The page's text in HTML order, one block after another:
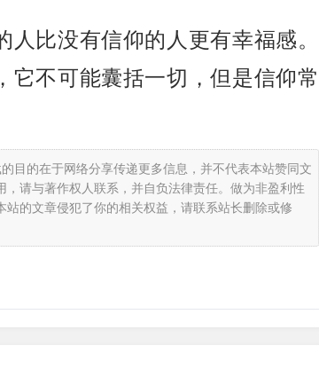
比没有信仰的人更有幸福感。
它不可能囊括一切，但是信仰常
目的在于网络分享传递更多信息，并不代表本站赞同文
请与著作权人联系，并自负法律责任。做为非盈利性
的文章侵犯了你的相关权益，请联系站长删除或修